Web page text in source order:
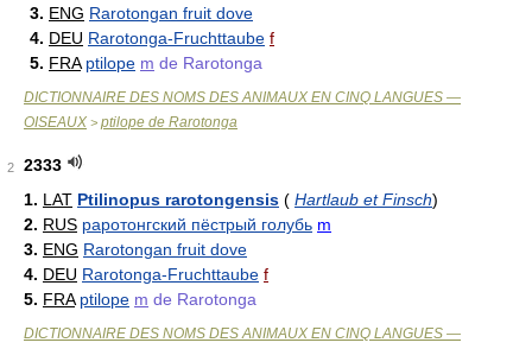
3. ENG Rarotongan fruit dove
4. DEU Rarotonga-Fruchttaube f
5. FRA ptilope m de Rarotonga
DICTIONNAIRE DES NOMS DES ANIMAUX EN CINQ LANGUES —
OISEAUX > ptilope de Rarotonga
2
2333
1. LAT Ptilinopus rarotongensis ( Hartlaub et Finsch)
2. RUS раротонгский пёстрый голубь m
3. ENG Rarotongan fruit dove
4. DEU Rarotonga-Fruchttaube f
5. FRA ptilope m de Rarotonga
DICTIONNAIRE DES NOMS DES ANIMAUX EN CINQ LANGUES —